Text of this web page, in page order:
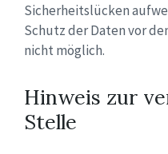
Sicherheitslücken
Schutz der Daten vor
nicht möglich.
Hinweis zur
Stelle